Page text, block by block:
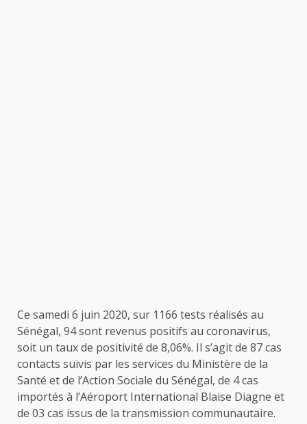
Ce samedi 6 juin 2020, sur 1166 tests réalisés au
Sénégal, 94 sont revenus positifs au coronavirus,
soit un taux de positivité de 8,06%. Il s’agit de 87 cas
contacts suivis par les services du Ministère de la
Santé et de l’Action Sociale du Sénégal, de 4 cas
importés à l’Aéroport International Blaise Diagne et
de 03 cas issus de la transmission communautaire.